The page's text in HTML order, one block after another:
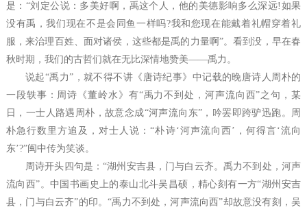
是：“刘定公说：多美好啊，禹这个人，他的美德影响多么深远!如果
没有禹，我们现在不是会同鱼一样吗?我和您现在能戴着礼帽穿着礼
服，来治理百姓、面对诸侯，这些都是禹的力量啊”。看到没，早在春
秋时期，我们的古哲们就在无比深情地赞美——禹力。
说起“禹力”，就不得不讲《唐诗纪事》中记载的晚唐诗人周朴的
一段轶事：周诗《董岭水》有“禹力不到处，河声流向西”之句，某
日，一士人路遇周朴，故意念成“河声流向东”，吟罢即跨驴迅跑。周
朴急行数里方追及，对士人说：“朴诗‘河声流向西’，何得言‘流向
东’?”闽中传为笑谈。
周诗开头四句是：“湖州安吉县，门与白云齐。禹力不到处，河声
流向西”。中国书画史上的泰山北斗吴昌硕，精心刻有一方“湖州安吉
县，门与白云齐”的印。“禹力不到处，河声流向西”却故意没有刻，吴